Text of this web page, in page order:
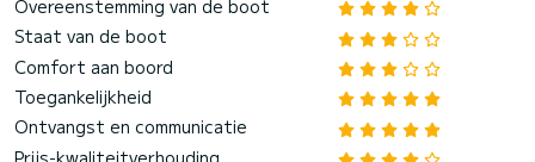
Overeenstemming van de boot
Staat van de boot
Comfort aan boord
Toegankelijkheid
Ontvangst en communicatie
Prijs-kwaliteitverhouding